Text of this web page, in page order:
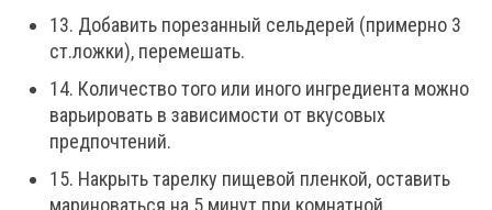
13. Добавить порезанный сельдерей (примерно 3
ст.ложки), перемешать.
14. Количество того или иного ингредиента можно
варьировать в зависимости от вкусовых
предпочтений.
15. Накрыть тарелку пищевой пленкой, оставить
мариноваться на 5 минут при комнатной